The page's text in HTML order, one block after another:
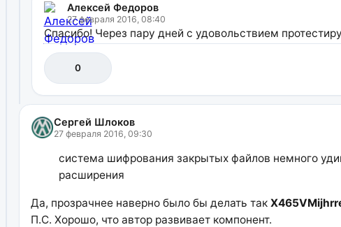
Алексей Федоров
27 февраля 2016, 08:40
Спасибо! Через пару дней с удовольствием
0
Сергей Шлоков
27 февраля 2016, 09:30
система шифрования закрытых файлов немного
расширения
Да, прозрачнее наверно было бы делать так
П.С. Хорошо, что автор развивает компонент.